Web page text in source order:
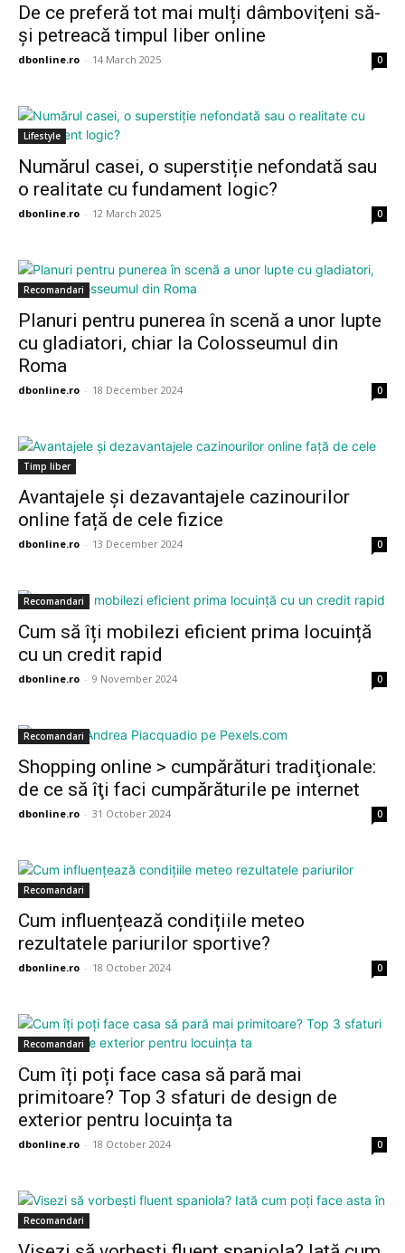
De ce preferă tot mai mulți dâmbovițeni să-
și petreacă timpul liber online
dbonline.ro - 14 March 2025 0
Lifestyle
Numărul casei, o superstiție nefondată sau
o realitate cu fundament logic?
dbonline.ro - 12 March 2025 0
Recomandari
Planuri pentru punerea în scenă a unor lupte
cu gladiatori, chiar la Colosseumul din
Roma
dbonline.ro - 18 December 2024 0
Timp liber
Avantajele și dezavantajele cazinourilor
online față de cele fizice
dbonline.ro - 13 December 2024 0
Recomandari
Cum să îți mobilezi eficient prima locuință
cu un credit rapid
dbonline.ro - 9 November 2024 0
Recomandari
Shopping online > cumpărături tradiţionale:
de ce să îţi faci cumpărăturile pe internet
dbonline.ro - 31 October 2024 0
Recomandari
Cum influențează condițiile meteo
rezultatele pariurilor sportive?
dbonline.ro - 18 October 2024 0
Recomandari
Cum îți poți face casa să pară mai
primitoare? Top 3 sfaturi de design de
exterior pentru locuința ta
dbonline.ro - 18 October 2024 0
Recomandari